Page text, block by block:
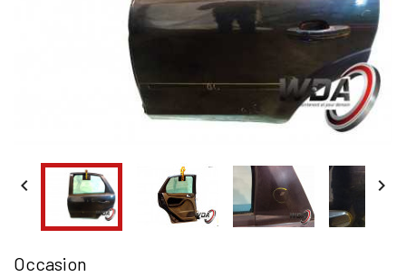
 
Occasion